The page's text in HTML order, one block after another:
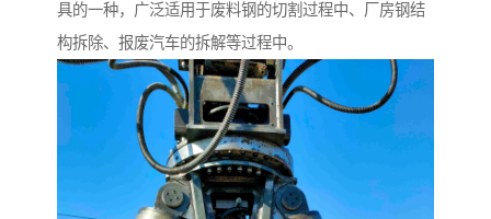
具的一种，广泛适用于废料钢的切割过程中、厂房钢结
构拆除、报废汽车的拆解等过程中。